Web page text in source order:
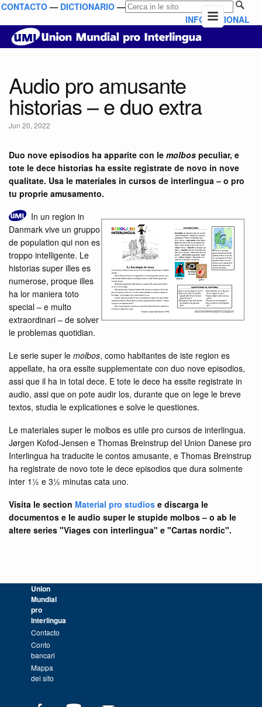
CONTACTO— DICTIONARIO—
INFO NATIONAL
Audio pro amusante
historias – e duo extra
Jun 20, 2022
Duo nove episodios ha apparite con le molbos peculiar, e
tote le dece historias ha essite registrate de novo in nove
qualitate. Usa le materiales in cursos de interlingua – o pro
tu proprie amusamento.
In un region in
Danmark vive un gruppo
de population qui non es
troppo intelligente. Le
historias super illes es
numerose, proque illes
ha lor maniera toto
special – e multo
extraordinari – de solver
le problemas quotidian.
Le serie super le molbos, como habitantes de iste region es
appellate, ha ora essite supplementate con duo nove episodios,
assi que il ha in total dece. E tote le dece ha essite registrate in
audio, assi que on pote audir los, durante que on lege le breve
textos, studia le explicationes e solve le questiones.
Le materiales super le molbos es utile pro cursos de interlingua.
Jørgen Kofod-Jensen e Thomas Breinstrup del Union Danese pro
Interlingua ha traducite le contos amusante, e Thomas Breinstrup
ha registrate de novo tote le dece episodios que dura solmente
inter 1½ e 3½ minutas cata uno.
Visita le section Material pro studios e discarga le
documentos e le audio super le stupide molbos – o ab le
altere series "Viages con interlingua" e "Cartas nordic".
Union
Mundial
pro
Interlingua
Contacto
Conto
bancari
Mappa
del sito